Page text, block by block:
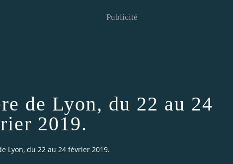
Publicité
de Lyon, du 22 au 24
2019.
Lyon, du 22 au 24 février 2019.